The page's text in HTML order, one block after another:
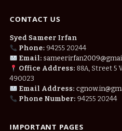
CONTACT US
Syed Sameer Irfan
Phone: 94255 20244
Email:
Office Address: 88A, Street 5
490023
Email Address:
Phone Number: 94255 20244
IMPORTANT PAGES